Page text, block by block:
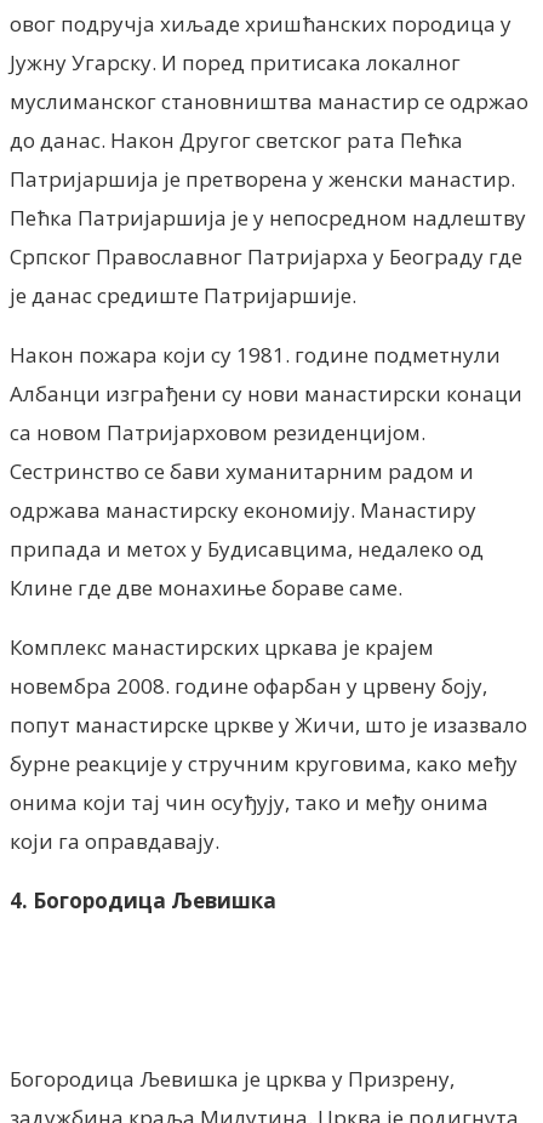
овог подручја хиљаде хришћанских породица у
Јужну Угарску. И поред притисака локалног
муслиманског становништва манастир се одржао
до данас. Након Другог светског рата Пећка
Патријаршија је претворена у женски манастир.
Пећка Патријаршија је у непосредном надлештву
Српског Православног Патријарха у Београду где
је данас средиште Патријаршије.
Након пожара који су 1981. године подметнули
Албанци изграђени су нови манастирски конаци
са новом Патријарховом резиденцијом.
Сестринство се бави хуманитарним радом и
одржава манастирску економију. Манастиру
припада и метох у Будисавцима, недалеко од
Клине где две монахиње бораве саме.
Комплекс манастирских цркава је крајем
новембра 2008. године офарбан у црвену боју,
попут манастирске цркве у Жичи, што је изазвало
бурне реакције у стручним круговима, како међу
онима који тај чин осуђују, тако и међу онима
који га оправдавају.
4. Богородица Љевишка
Богородица Љевишка је црква у Призрену,
задужбина краља Милутина. Црква је подигнута